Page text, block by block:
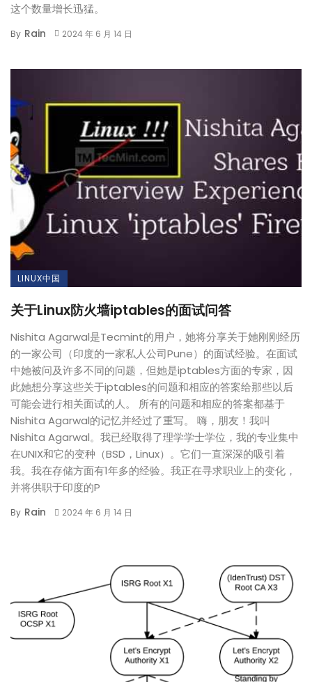
这个数量增长迅猛。
By Rain 2024 年 6 月 14 日
LINUX中国
关于Linux防火墙iptables的面试问答
Nishita Agarwal是Tecmint的用户，她将分享关于她刚刚经历
的一家公司（印度的一家私人公司Pune）的面试经验。在面试
中她被问及许多不同的问题，但她是iptables方面的专家，因
此她想分享这些关于iptables的问题和相应的答案给那些以后
可能会进行相关面试的人。 所有的问题和相应的答案都基于
Nishita Agarwal的记忆并经过了重写。 嗨，朋友！我叫
Nishita Agarwal。我已经取得了理学学士学位，我的专业集中
在UNIX和它的变种（BSD，Linux）。它们一直深深的吸引着
我。我在存储方面有1年多的经验。我正在寻求职业上的变化，
并将供职于印度的P
By Rain 2024 年 6 月 14 日